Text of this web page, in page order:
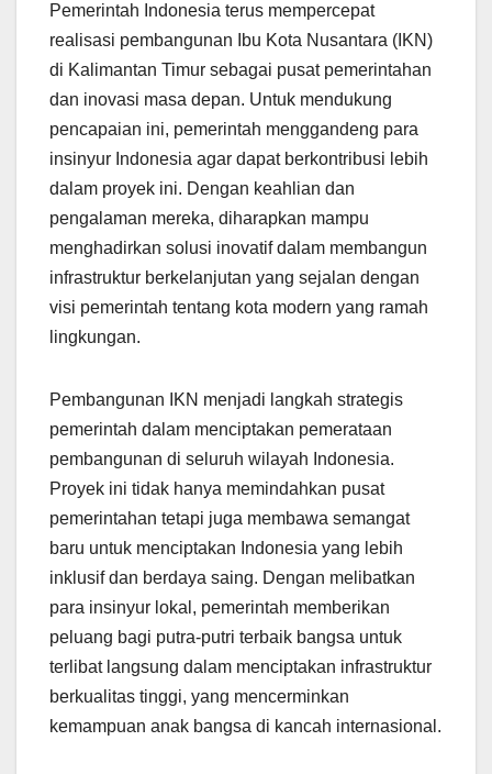
Pemerintah Indonesia terus mempercepat
realisasi pembangunan Ibu Kota Nusantara (IKN)
di Kalimantan Timur sebagai pusat pemerintahan
dan inovasi masa depan. Untuk mendukung
pencapaian ini, pemerintah menggandeng para
insinyur Indonesia agar dapat berkontribusi lebih
dalam proyek ini. Dengan keahlian dan
pengalaman mereka, diharapkan mampu
menghadirkan solusi inovatif dalam membangun
infrastruktur berkelanjutan yang sejalan dengan
visi pemerintah tentang kota modern yang ramah
lingkungan.
Pembangunan IKN menjadi langkah strategis
pemerintah dalam menciptakan pemerataan
pembangunan di seluruh wilayah Indonesia.
Proyek ini tidak hanya memindahkan pusat
pemerintahan tetapi juga membawa semangat
baru untuk menciptakan Indonesia yang lebih
inklusif dan berdaya saing. Dengan melibatkan
para insinyur lokal, pemerintah memberikan
peluang bagi putra-putri terbaik bangsa untuk
terlibat langsung dalam menciptakan infrastruktur
berkualitas tinggi, yang mencerminkan
kemampuan anak bangsa di kancah internasional.